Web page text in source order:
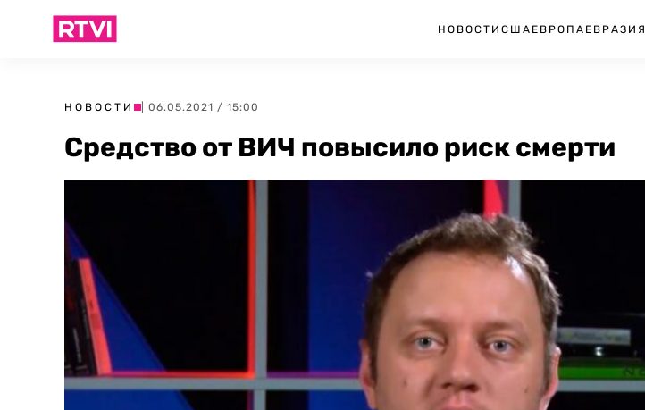
НОВОСТИ США ЕВРОПА ЕВРАЗИЯ
НОВОСТИ | 06.05.2021 / 15:00
Средство от ВИЧ повысило риск смерти